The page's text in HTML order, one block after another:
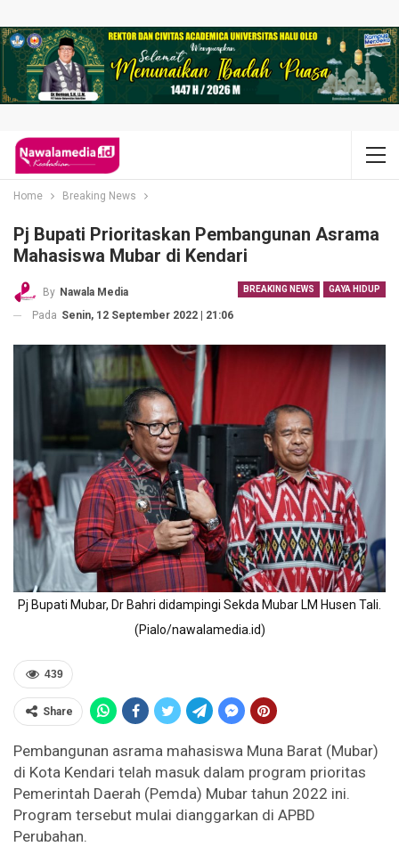
Home Breaking News
Pj Bupati Prioritaskan Pembangunan Asrama
Mahasiswa Mubar di Kendari
BREAKING NEWS GAYA HIDUP
By Nawala Media
Pada Senin, 12 September 2022 | 21:06
Pj Bupati Mubar, Dr Bahri didampingi Sekda Mubar LM Husen Tali.
(Pialo/nawalamedia.id)
439
Share
Pembangunan asrama mahasiswa Muna Barat (Mubar)
di Kota Kendari telah masuk dalam program prioritas
Pemerintah Daerah (Pemda) Mubar tahun 2022 ini.
Program tersebut mulai dianggarkan di APBD
Perubahan.